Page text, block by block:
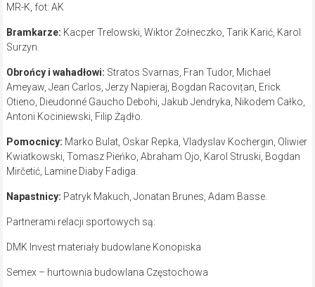
MR-K, fot: AK
Bramkarze: Kacper Trelowski, Wiktor Żołneczko, Tarik Karić, Karol
Surzyn.
Obrońcy i wahadłowi: Stratos Svarnas, Fran Tudor, Michael
Ameyaw, Jean Carlos, Jerzy Napieraj, Bogdan Racovițan, Erick
Otieno, Dieudonné Gaucho Debohi, Jakub Jendryka, Nikodem Całko,
Antoni Kociniewski, Filip Żądło.
Pomocnicy: Marko Bulat, Oskar Repka, Vladyslav Kochergin, Oliwier
Kwiatkowski, Tomasz Pieńko, Abraham Ojo, Karol Struski, Bogdan
Mirčetić, Lamine Diaby Fadiga.
Napastnicy: Patryk Makuch, Jonatan Brunes, Adam Basse.
Partnerami relacji sportowych są:
DMK Invest materiały budowlane Konopiska
Semex – hurtownia budowlana Częstochowa